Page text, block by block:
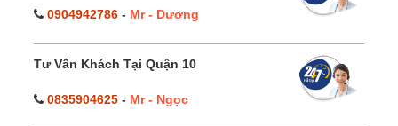
0904942786 - Mr - Dương
Tư Vấn Khách Tại Quận 10
0835904625 - Mr - Ngọc